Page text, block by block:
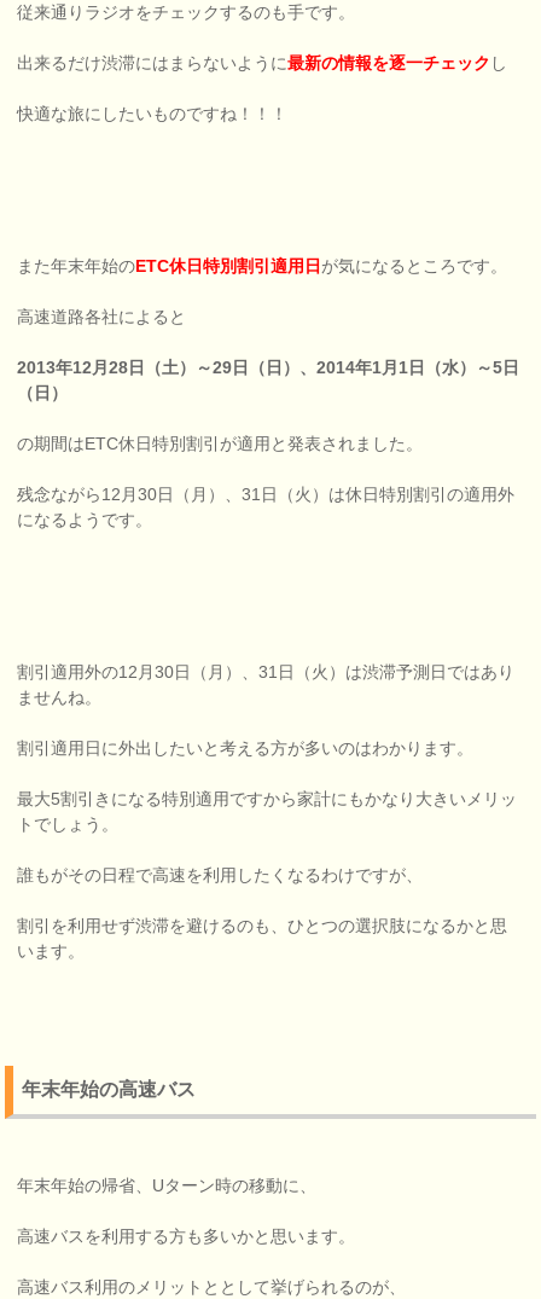
従来通りラジオをチェックするのも手です。
出来るだけ渋滞にはまらないように最新の情報を逐一チェック し
快適な旅にしたいものですね！！！
また年末年始のETC休日特別割引適用日 が気になるところです。
高速道路各社によると
2013年12月28日（土）～29日（日）、2014年1月1日（水）～5日
（日）
の期間はETC休日特別割引が適用と発表されました。
残念ながら12月30日（月）、31日（火）は休日特別割引の適用外
になるようです。
割引適用外の12月30日（月）、31日（火）は渋滞予測日ではあり
ませんね。
割引適用日に外出したいと考える方が多いのはわかります。
最大5割引きになる特別適用ですから家計にもかなり大きいメリッ
トでしょう。
誰もがその日程で高速を利用したくなるわけですが、
割引を利用せず渋滞を避けるのも、ひとつの選択肢になるかと思
います。
年末年始の高速バス
年末年始の帰省、Uターン時の移動に、
高速バスを利用する方も多いかと思います。
高速バス利用のメリットととして挙げられるのが、